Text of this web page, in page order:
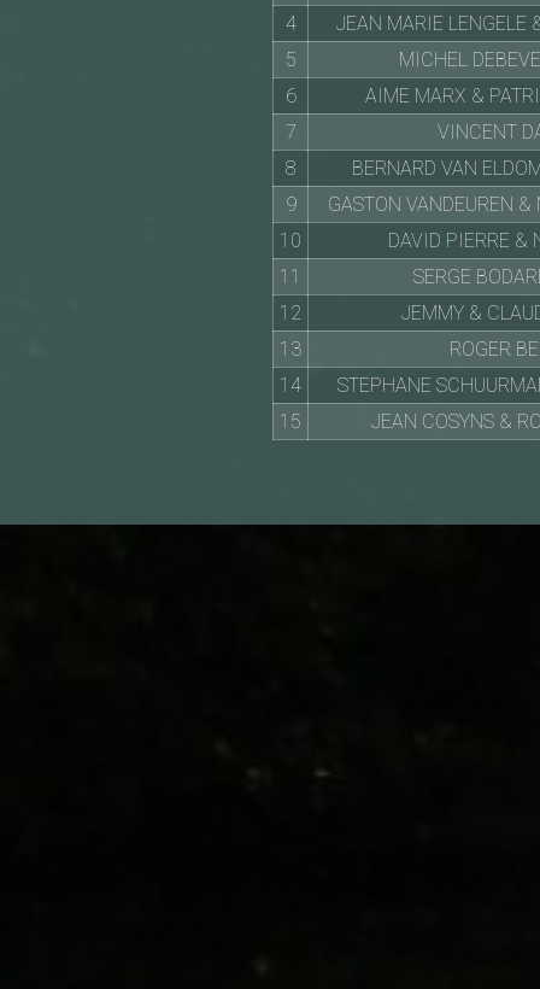
4
JEAN MARIE LENGELE
5
MICHEL
6
AIME MARX &
7
VINCENT
8
BERNARD VAN
9
GASTON VANDEUREN &
10
DAVID PIERRE &
11
SERGE
12
JEMMY &
13
ROGER
14
STEPHANE
15
JEAN COSYNS &